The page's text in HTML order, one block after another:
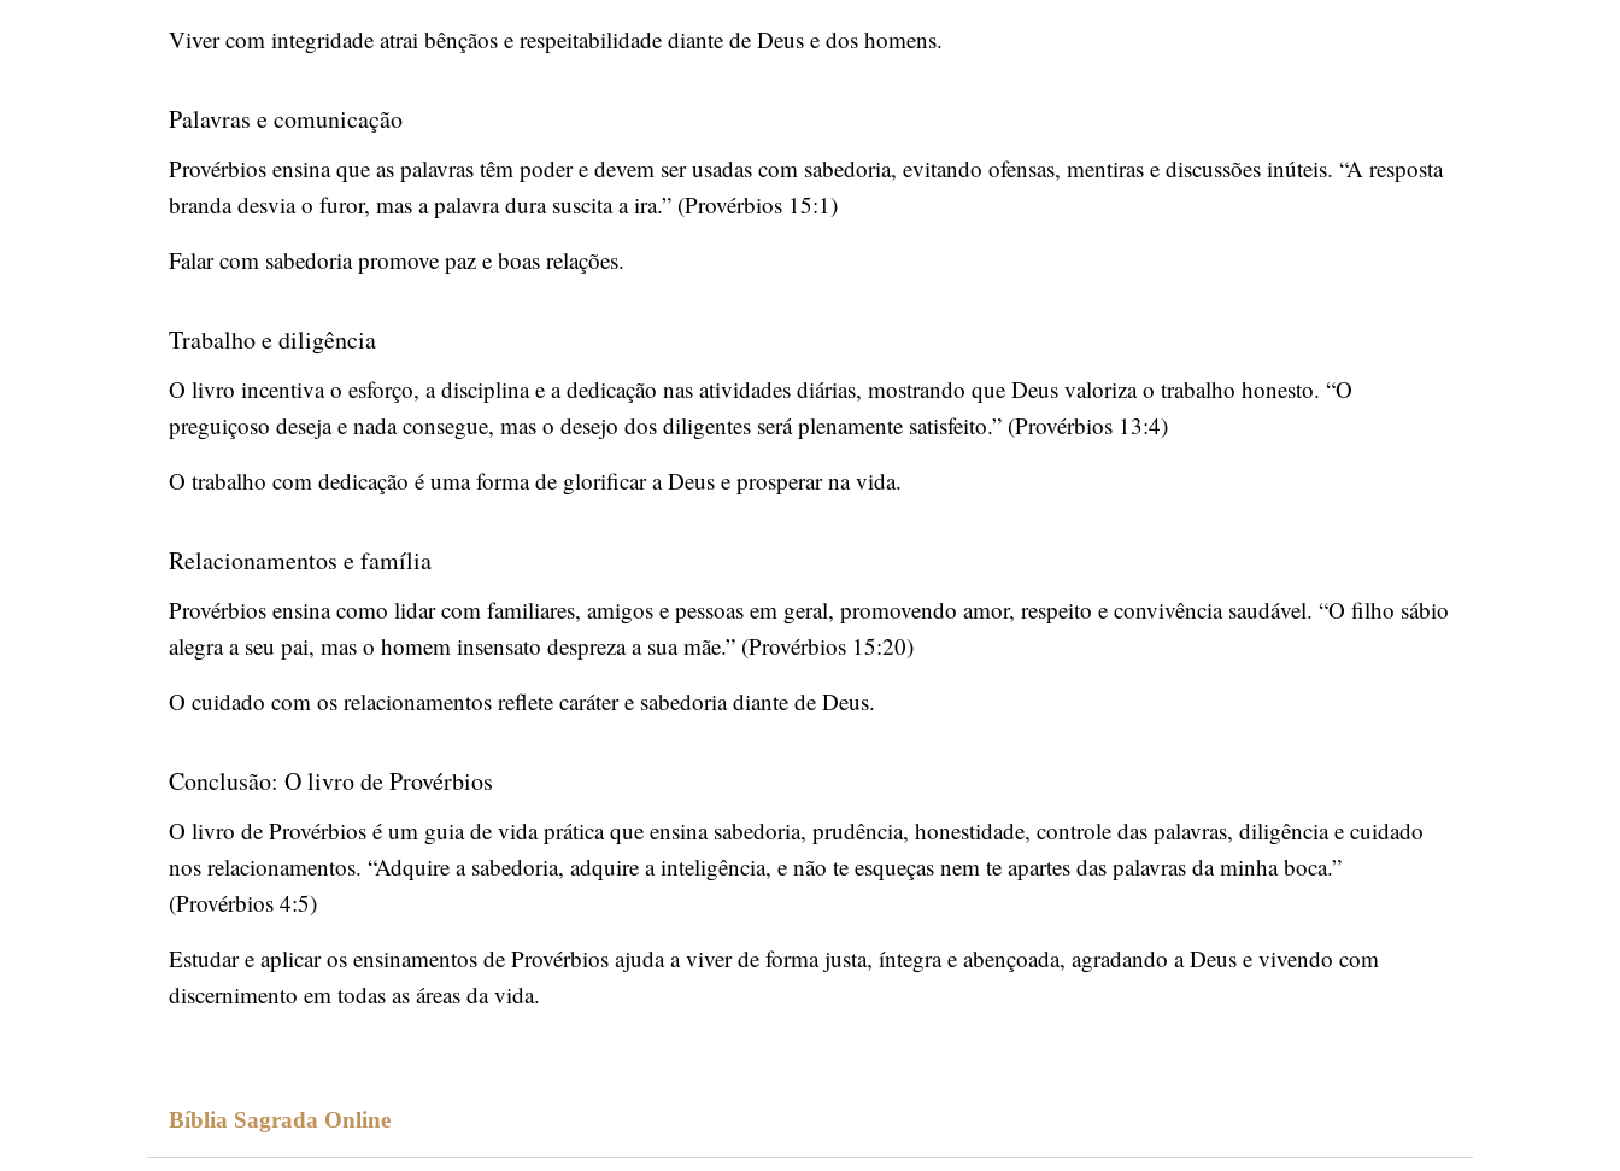
Viver com integridade atrai bênçãos e respeitabilidade diante de Deus e dos homens.
Palavras e comunicação
Provérbios ensina que as palavras têm poder e devem ser usadas com sabedoria, evitando ofensas, mentiras e discussões inúteis. “A resposta
branda desvia o furor, mas a palavra dura suscita a ira.” (Provérbios 15:1)
Falar com sabedoria promove paz e boas relações.
Trabalho e diligência
O livro incentiva o esforço, a disciplina e a dedicação nas atividades diárias, mostrando que Deus valoriza o trabalho honesto. “O
preguiçoso deseja e nada consegue, mas o desejo dos diligentes será plenamente satisfeito.” (Provérbios 13:4)
O trabalho com dedicação é uma forma de glorificar a Deus e prosperar na vida.
Relacionamentos e família
Provérbios ensina como lidar com familiares, amigos e pessoas em geral, promovendo amor, respeito e convivência saudável. “O filho sábio
alegra a seu pai, mas o homem insensato despreza a sua mãe.” (Provérbios 15:20)
O cuidado com os relacionamentos reflete caráter e sabedoria diante de Deus.
Conclusão: O livro de Provérbios
O livro de Provérbios é um guia de vida prática que ensina sabedoria, prudência, honestidade, controle das palavras, diligência e cuidado
nos relacionamentos. “Adquire a sabedoria, adquire a inteligência, e não te esqueças nem te apartes das palavras da minha boca.”
(Provérbios 4:5)
Estudar e aplicar os ensinamentos de Provérbios ajuda a viver de forma justa, íntegra e abençoada, agradando a Deus e vivendo com
discernimento em todas as áreas da vida.
Bíblia Sagrada Online